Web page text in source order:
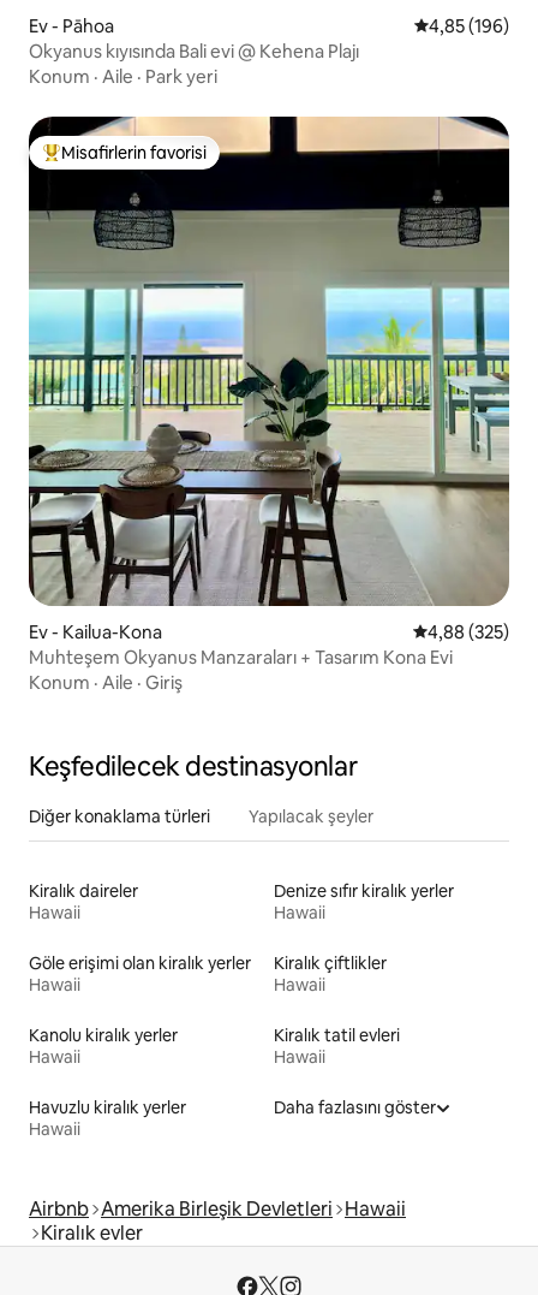
Ev - Pāhoa 5 üzerinden
4,85 (196)
Okyanus kıyısında Bali evi @ Kehena Plajı
Konum · Aile · Park yeri
Misafirlerin favorilerinden en beğenilenler arasında
Misafirlerin favorisi
Ev - Kailua-Kona 5 üzerinden
4,88 (325)
Muhteşem Okyanus Manzaraları + Tasarım Kona Evi
Konum · Aile · Giriş
Keşfedilecek destinasyonlar
Diğer konaklama türleri Yapılacak şeyler
Kiralık daireler
Hawaii
Denize sıfır kiralık yerler
Hawaii
Göle erişimi olan kiralık yerler
Hawaii
Kiralık çiftlikler
Hawaii
Kanolu kiralık yerler
Hawaii
Kiralık tatil evleri
Hawaii
Havuzlu kiralık yerler
Hawaii
Daha fazlasını göster
Airbnb Amerika Birleşik Devletleri Hawaii
Kiralık evler